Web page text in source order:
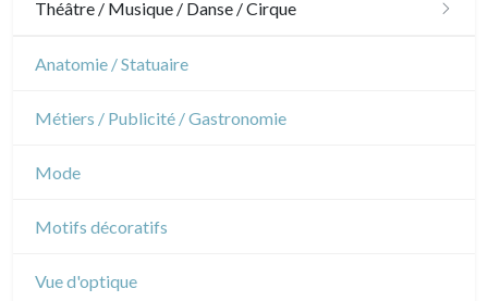
Militaire
Théâtre / Musique / Danse / Cirque
Théâtre
Anatomie / Statuaire
Métiers / Publicité / Gastronomie
Mode
Motifs décoratifs
Vue d'optique